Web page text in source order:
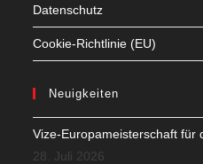
Datenschutz
Cookie-Richtlinie (EU)
Neuigkeiten
Vize-Europameisterschaft für
28. Juli 2026